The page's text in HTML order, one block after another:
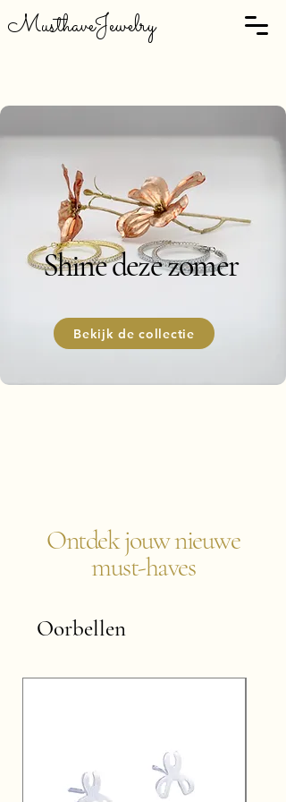
MusthaveJewelry
Shine deze zomer
Bekijk de collectie
Ontdek jouw nieuwe
must-haves
Oorbellen